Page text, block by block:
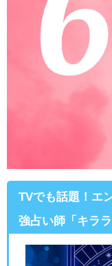
TVでも話題！エ
強占い師「キララ